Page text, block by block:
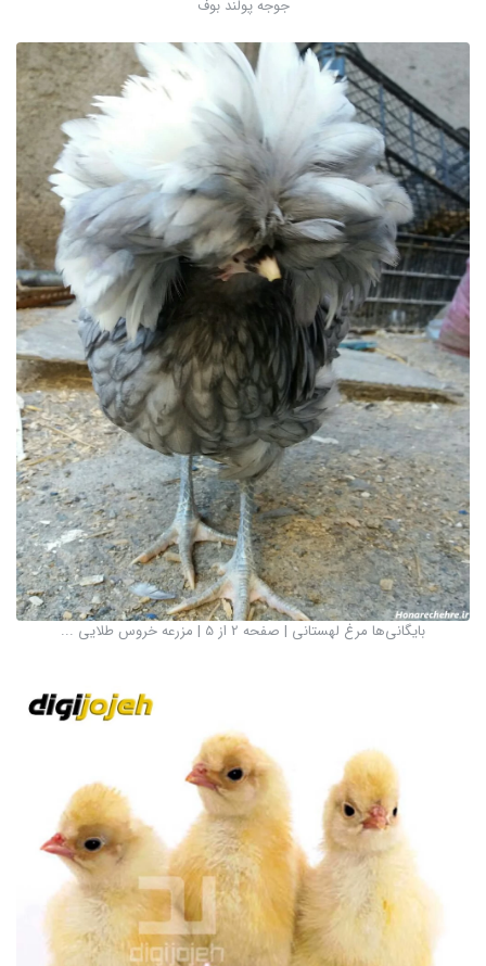
جوجه پولند بوف
بایگانی‌ها مرغ لهستانی | صفحه 2 از 5 | مزرعه خروس طلایی ...